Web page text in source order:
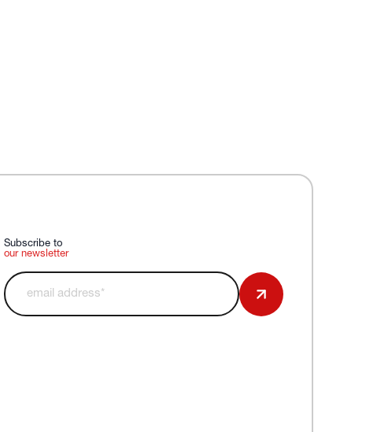
Subscribe to
our newsletter